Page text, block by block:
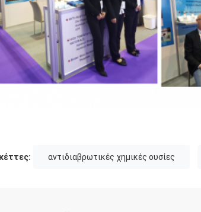
αντιδιαβρωτικές χημικές ουσίες